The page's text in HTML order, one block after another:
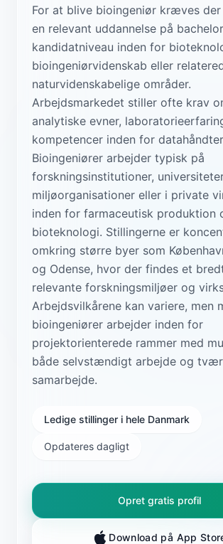
For at blive bioingeniør kræves der
en relevant uddannelse på
kandidatniveau inden for
bioingeniørvidenskab eller
naturvidenskabelige områder.
Arbejdsmarkedet stiller ofte krav
analytiske evner,
kompetencer inden for
Bioingeniører arbejder typisk på
forskningsinstitutioner,
miljøorganisationer eller i private
inden for farmaceutisk produktion
bioteknologi. Stillingerne er
omkring større byer som
og Odense, hvor der findes et
relevante forskningsmiljøer og
Arbejdsvilkårene kan variere, men
bioingeniører arbejder inden for
projektorienterede rammer med
både selvstændigt arbejde og
samarbejde.
Ledige stillinger i hele Danmark
Opdateres dagligt
Opret gratis profil
Download på App